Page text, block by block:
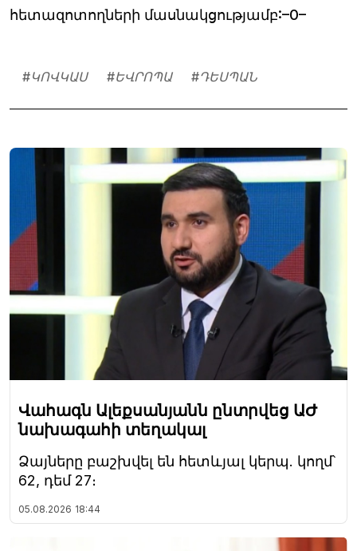
հետազոտողների մասնակցությամբ:–0–
#ԿՈՎԿԱՍ #ԵՎՐՈՊԱ #ԴԵՍՊԱՆ
Վահագն Ալեքսանյանն ընտրվեց ԱԺ
նախագահի տեղակալ
Ձայները բաշխվել են հետևյալ կերպ. կողմ՝
62, դեմ 27։
05.08.2026 18:44